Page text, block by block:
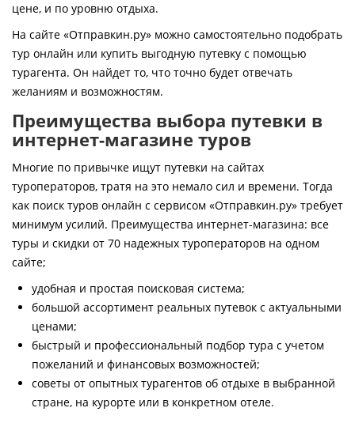
Контакты
цене, и по уровню отдыха.
На сайте «Отправкин.ру» можно самостоятельно подобрать
тур онлайн или купить выгодную путевку с помощью
турагента. Он найдет то, что точно будет отвечать
желаниям и возможностям.
Преимущества выбора путевки в
интернет-магазине туров
Многие по привычке ищут путевки на сайтах
туроператоров, тратя на это немало сил и времени. Тогда
как поиск туров онлайн с сервисом «Отправкин.ру» требует
минимум усилий. Преимущества интернет-магазина: все
туры и скидки от 70 надежных туроператоров на одном
сайте;
удобная и простая поисковая система;
большой ассортимент реальных путевок с актуальными
ценами;
быстрый и профессиональный подбор тура с учетом
пожеланий и финансовых возможностей;
советы от опытных турагентов об отдыхе в выбранной
стране, на курорте или в конкретном отеле.